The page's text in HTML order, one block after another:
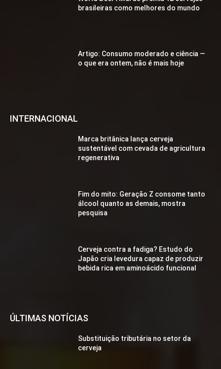
brasileiras como melhores do mundo
Artigo: Consumo moderado e ciência —
o que era ontem, não é mais hoje
INTERNACIONAL
Marca britânica lança cerveja
sustentável com cevada de agricultura
regenerativa
Fim do mito: Geração Z consome tanto
álcool quanto as demais, mostra
pesquisa
Cerveja contra a fadiga? Estudo do
Japão cria levedura capaz de produzir
bebida rica em aminoácido funcional
ÚLTIMAS NOTÍCIAS
Substituição tributária no setor da
cerveja